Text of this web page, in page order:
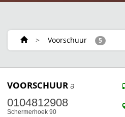
> Voorschuur 5
VOORSCHUURa
0104812908
Schermerhoek 90